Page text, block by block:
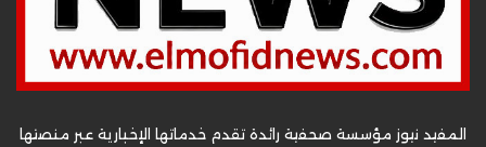
المفيد نيوز مؤسسة صحفية رائدة تقدم خدماتها الإخبارية عبر منصتها